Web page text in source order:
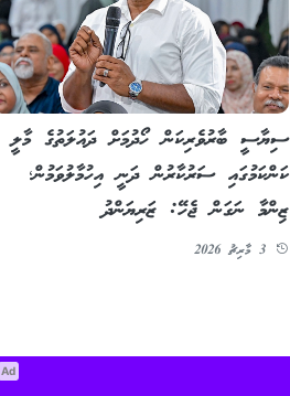
ސިޔާސީ ބާރުވެރިކަން ހޯދުމަށް ދައުލަތުގެ މާލީ
ކަންކަމުގައި ސަރުކާރުން ދަނީ އިހުމާލުވަމުން؛
ޒިންމާ ނަގަން ޖެހޭ: ޒަރިޔަންދު
Ad